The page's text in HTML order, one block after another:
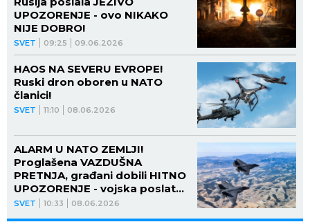
SVET 09:25 09.06.2026
UPOZORENJE - ovo NIKAKO
NIJE DOBRO!
SVET 11:10 08.06.2026
HAOS NA SEVERU EVROPE!
Ruski dron oboren u NATO
članici!
SVET 10:33 08.06.2026
ALARM U NATO ZEMLJI!
Proglašena VAZDUŠNA
PRETNJA, građani dobili HITNO
UPOZORENJE - vojska poslata
na istočnu granicu!